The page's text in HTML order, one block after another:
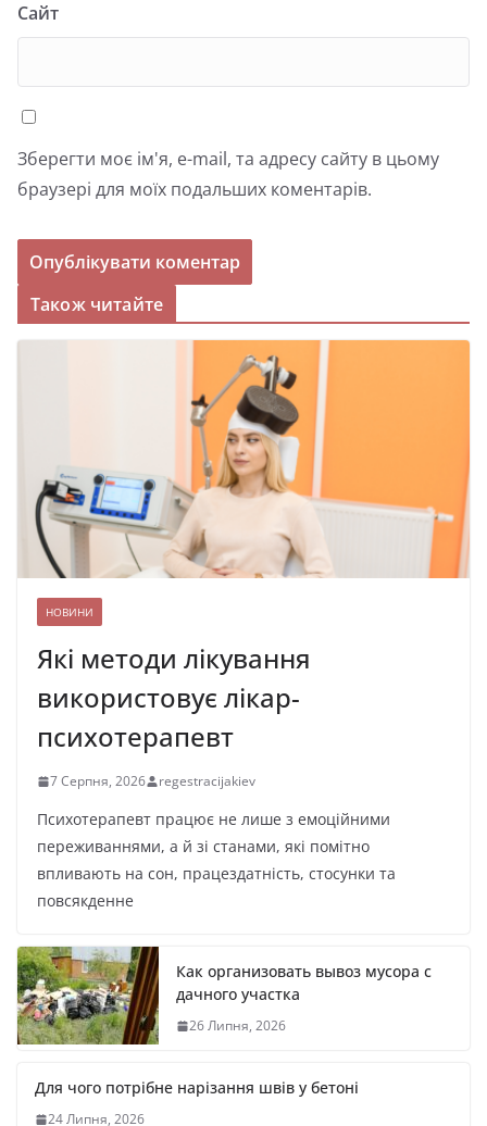
Сайт
Зберегти моє ім'я, e-mail, та адресу сайту в цьому
браузері для моїх подальших коментарів.
Також читайте
НОВИНИ
Які методи лікування
використовує лікар-
психотерапевт
7 Серпня, 2026 regestracijakiev
Психотерапевт працює не лише з емоційними
переживаннями, а й зі станами, які помітно
впливають на сон, працездатність, стосунки та
повсякденне
Как организовать вывоз мусора с
дачного участка
26 Липня, 2026
Для чого потрібне нарізання швів у бетоні
24 Липня, 2026